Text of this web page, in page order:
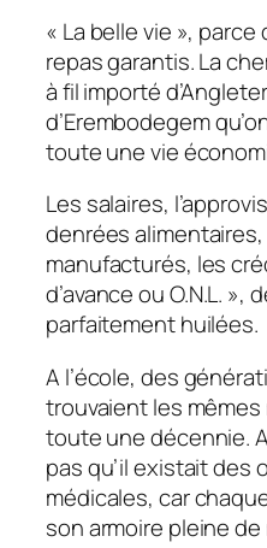
« La belle vie »,
repas garantis. La
à fil importé
d’Erembodegem
toute une vie
Les salaires,
denrées
manufacturés, les
d’avance ou O.N.L. »,
parfaitement huilées.
A l’école, des
trouvaient les
toute une décennie.
pas qu’il existait des
médicales, car
son armoire pleine